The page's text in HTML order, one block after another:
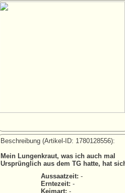
Beschreibung (Artikel-ID: 1780128556):
Mein Lungenkraut, was ich auch mal
Ursprünglich aus dem TG hatte, hat
Aussaatzeit: -
Erntezeit: -
Keimart: -